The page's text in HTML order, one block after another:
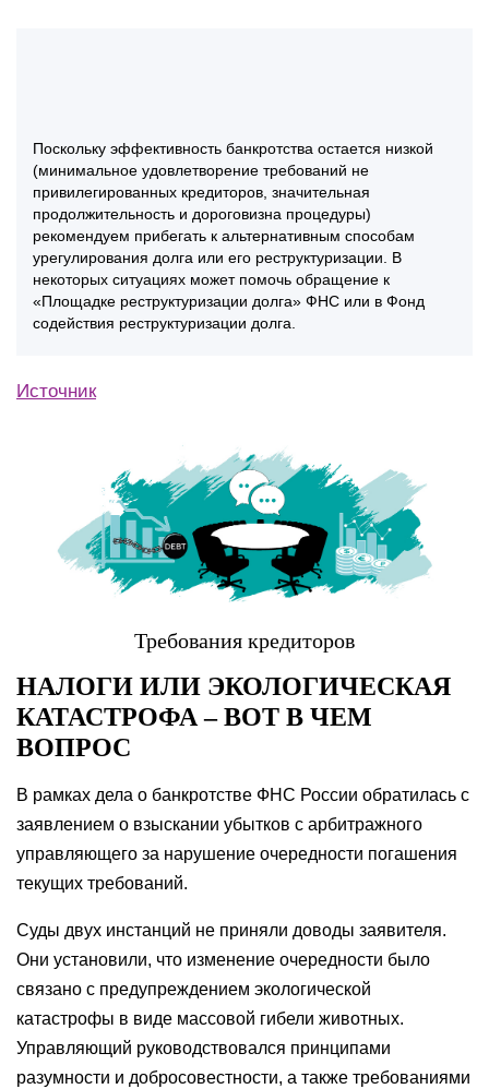
Поскольку эффективность банкротства остается низкой
(минимальное удовлетворение требований не
привилегированных кредиторов, значительная
продолжительность и дороговизна процедуры)
рекомендуем прибегать к альтернативным способам
урегулирования долга или его реструктуризации. В
некоторых ситуациях может помочь обращение к
«Площадке реструктуризации долга» ФНС или в Фонд
содействия реструктуризации долга.
Источник
Требования кредиторов
НАЛОГИ ИЛИ ЭКОЛОГИЧЕСКАЯ
КАТАСТРОФА – ВОТ В ЧЕМ
ВОПРОС
В рамках дела о банкротстве ФНС России обратилась с
заявлением о взыскании убытков с арбитражного
управляющего за нарушение очередности погашения
текущих требований.
Суды двух инстанций не приняли доводы заявителя.
Они установили, что изменение очередности было
связано с предупреждением экологической
катастрофы в виде массовой гибели животных.
Управляющий руководствовался принципами
разумности и добросовестности, а также требованиями